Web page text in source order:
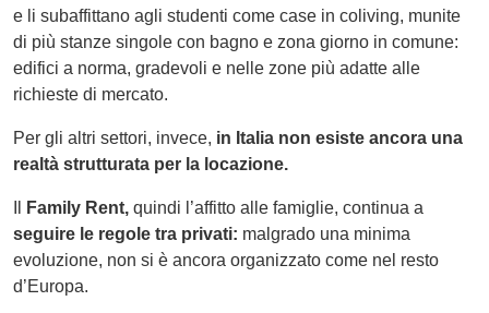
e li subaffittano agli studenti come case in coliving, munite
di più stanze singole con bagno e zona giorno in comune:
edifici a norma, gradevoli e nelle zone più adatte alle
richieste di mercato.
Per gli altri settori, invece, in Italia non esiste ancora una
realtà strutturata per la locazione.
Family Rent, quindi l’affitto alle famiglie, continua a
seguire le regole tra privati: malgrado una minima
evoluzione, non si è ancora organizzato come nel resto
d’Europa.